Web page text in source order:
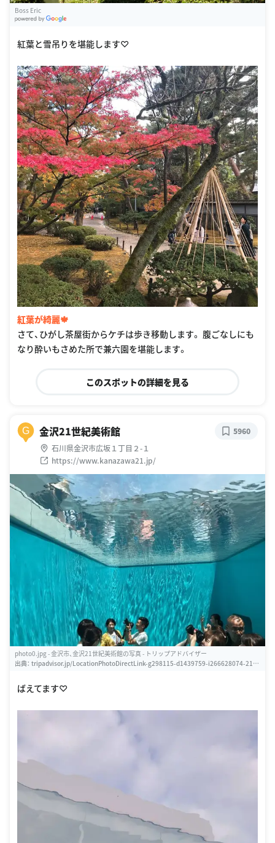
Boss Eric
紅葉と雪吊りを堪能します♡
紅葉が綺麗🍁
さて、ひがし茶屋街からケチは歩き移動します。 腹ごなしにも
なり酔いもさめた所で兼六園を堪能します。
このスポットの詳細を見る
G 金沢21世紀美術館
石川県金沢市広坂１丁目２-１
https://www.kanazawa21.jp/
5960
photo0.jpg - 金沢市、金沢21世紀美術館の写真 - トリップアドバイザー
出典： tripadvisor.jp/LocationPhotoDirectLink-g298115-d1439759-i266628074-21st
mlばえてます♡